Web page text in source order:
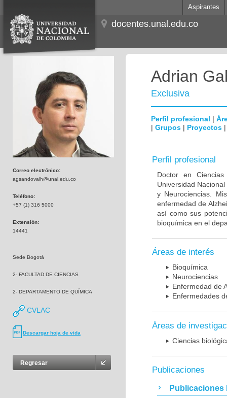
Aspirantes
docentes.unal.edu.co
Correo electrónico:
agsandovalh@unal.edu.co
Teléfono:
+57 (1) 316 5000
Extensión:
14441
Sede Bogotá
2- FACULTAD DE CIENCIAS
2- DEPARTAMENTO DE QUÍMICA
CVLAC
Descargar hoja de vida
Regresar
Adrian
Exclusiva
Perfil profesional |
| Grupos | Proyectos
Perfil profesional
Doctor en
Universidad
y Neurociencias.
enfermedad de
así como sus
bioquímica en el
Áreas de interés
Bioquímica
Neurociencias
Enfermedad de
Enfermedades
Áreas de
Ciencias
Publicaciones
Publicaciones